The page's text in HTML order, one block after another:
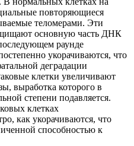
повторяющиеся
теломерами. Эти
основную часть ДНК
раунде
укорачиваются, что
деградации
клетки увеличивают
выработка которого в
степени подавляется.
клетках
как укорачиваются, что
способностью к